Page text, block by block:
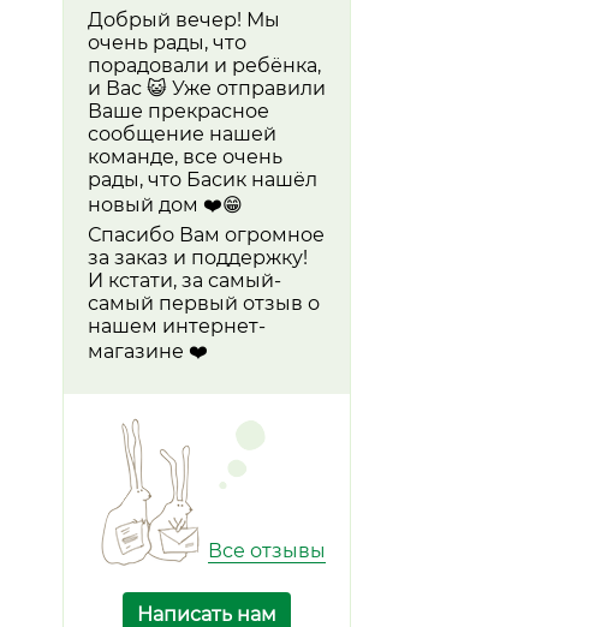
Добрый вечер! Мы
очень рады, что
порадовали и ребёнка,
и Вас 😺 Уже отправили
Ваше прекрасное
сообщение нашей
команде, все очень
рады, что Басик нашёл
новый дом ❤️😁
Спасибо Вам огромное
за заказ и поддержку!
И кстати, за самый-
самый первый отзыв о
нашем интернет-
магазине ❤️
Все отзывы
Написать нам